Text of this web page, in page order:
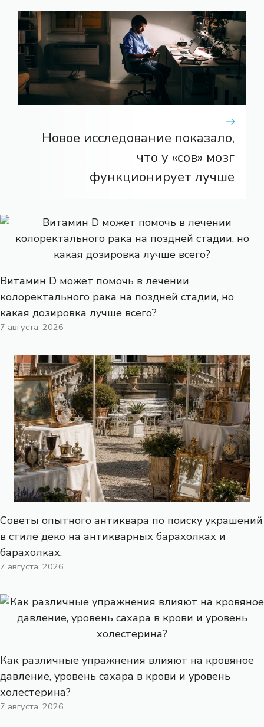
Новое исследование показало,
что у «сов» мозг
функционирует лучше
Витамин D может помочь в лечении
колоректального рака на поздней стадии, но
какая дозировка лучше всего?
7 августа, 2026
Советы опытного антиквара по поиску украшений
в стиле деко на антикварных барахолках и
барахолках.
7 августа, 2026
Как различные упражнения влияют на кровяное
давление, уровень сахара в крови и уровень
холестерина?
7 августа, 2026